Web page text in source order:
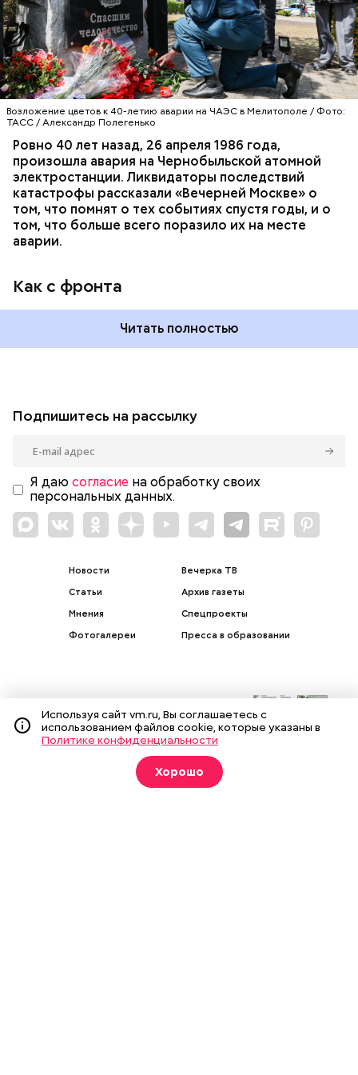
Возложение цветов к 40-летию аварии на ЧАЭС в Мелитополе / Фото:
ТАСС / Александр Полегенько
Ровно 40 лет назад, 26 апреля 1986 года,
произошла авария на Чернобыльской атомной
электростанции. Ликвидаторы последствий
катастрофы рассказали «Вечерней Москве» о
том, что помнят о тех событиях спустя годы, и о
том, что больше всего поразило их на месте
аварии.
Как с фронта
гражданской обороны. На тот момент, когда
произошла авария на Чернобыльской атомной
станции, ему было 26 лет.
Читать полностью
АВАРИИ ЧЕРНОБЫЛЬ ИСТОРИЯ
Подпишитесь на рассылку
Я даю согласие на обработку своих
персональных данных.
Новости
Статьи
Мнения
Фотогалереи
Вечерка ТВ
Архив газеты
Спецпроекты
Пресса в образовании
Подписка на печатные
издания
Оформить
Используя сайт vm.ru, Вы соглашаетесь с
использованием файлов cookie, которые указаны в
Политике конфиденциальности
Хорошо